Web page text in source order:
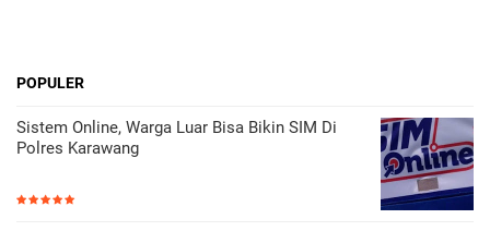
POPULER
Sistem Online, Warga Luar Bisa Bikin SIM Di
Polres Karawang